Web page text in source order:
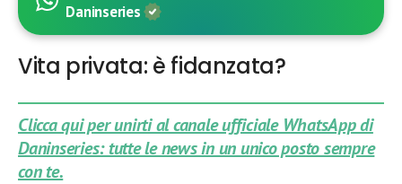
Daninseries
Vita privata: è fidanzata?
Clicca qui per unirti al canale ufficiale WhatsApp di
Daninseries: tutte le news in un unico posto sempre
con te.